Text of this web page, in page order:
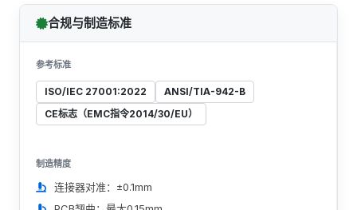
合规与制造标准
参考标准
ISO/IEC 27001:2022
ANSI/TIA-942-B
CE标志（EMC指令2014/30/EU）
制造精度
连接器对准：±0.1mm